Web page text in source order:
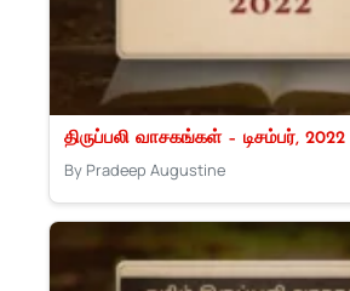
திருப்பலி வாசகங்கள் – டிசம்பர், 2022
By Pradeep Augustine